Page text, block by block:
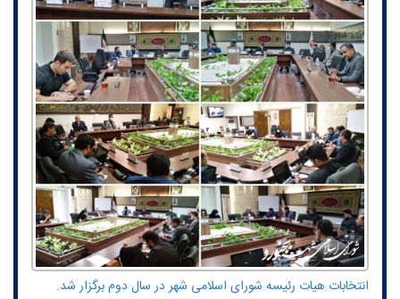
انتخابات هیات رئیسه شورای اسلامی شهر در سال دوم برگزار شد.